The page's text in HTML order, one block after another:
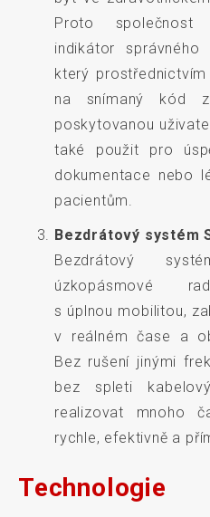
Proto společnost
indikátor správného
který
na snímaný kód
poskytovanou
také použit pro
dokumentace nebo
pacientům.
Bezdrátový systém
Bezdrátový
úzkopásmové
s úplnou mobilitou,
v reálném čase a
Bez rušení jinými
bez spleti
realizovat mnoho
rychle, efektivně a